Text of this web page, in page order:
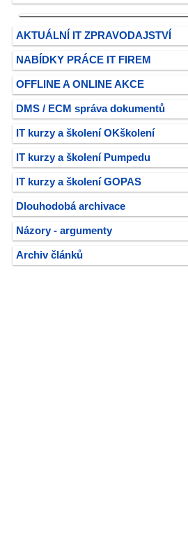
AKTUÁLNÍ IT ZPRAVODAJSTVÍ
NABÍDKY PRÁCE IT FIREM
OFFLINE A ONLINE AKCE
DMS / ECM správa dokumentů
IT kurzy a školení OKškolení
IT kurzy a školení Pumpedu
IT kurzy a školení GOPAS
Dlouhodobá archivace
Názory - argumenty
Archiv článků